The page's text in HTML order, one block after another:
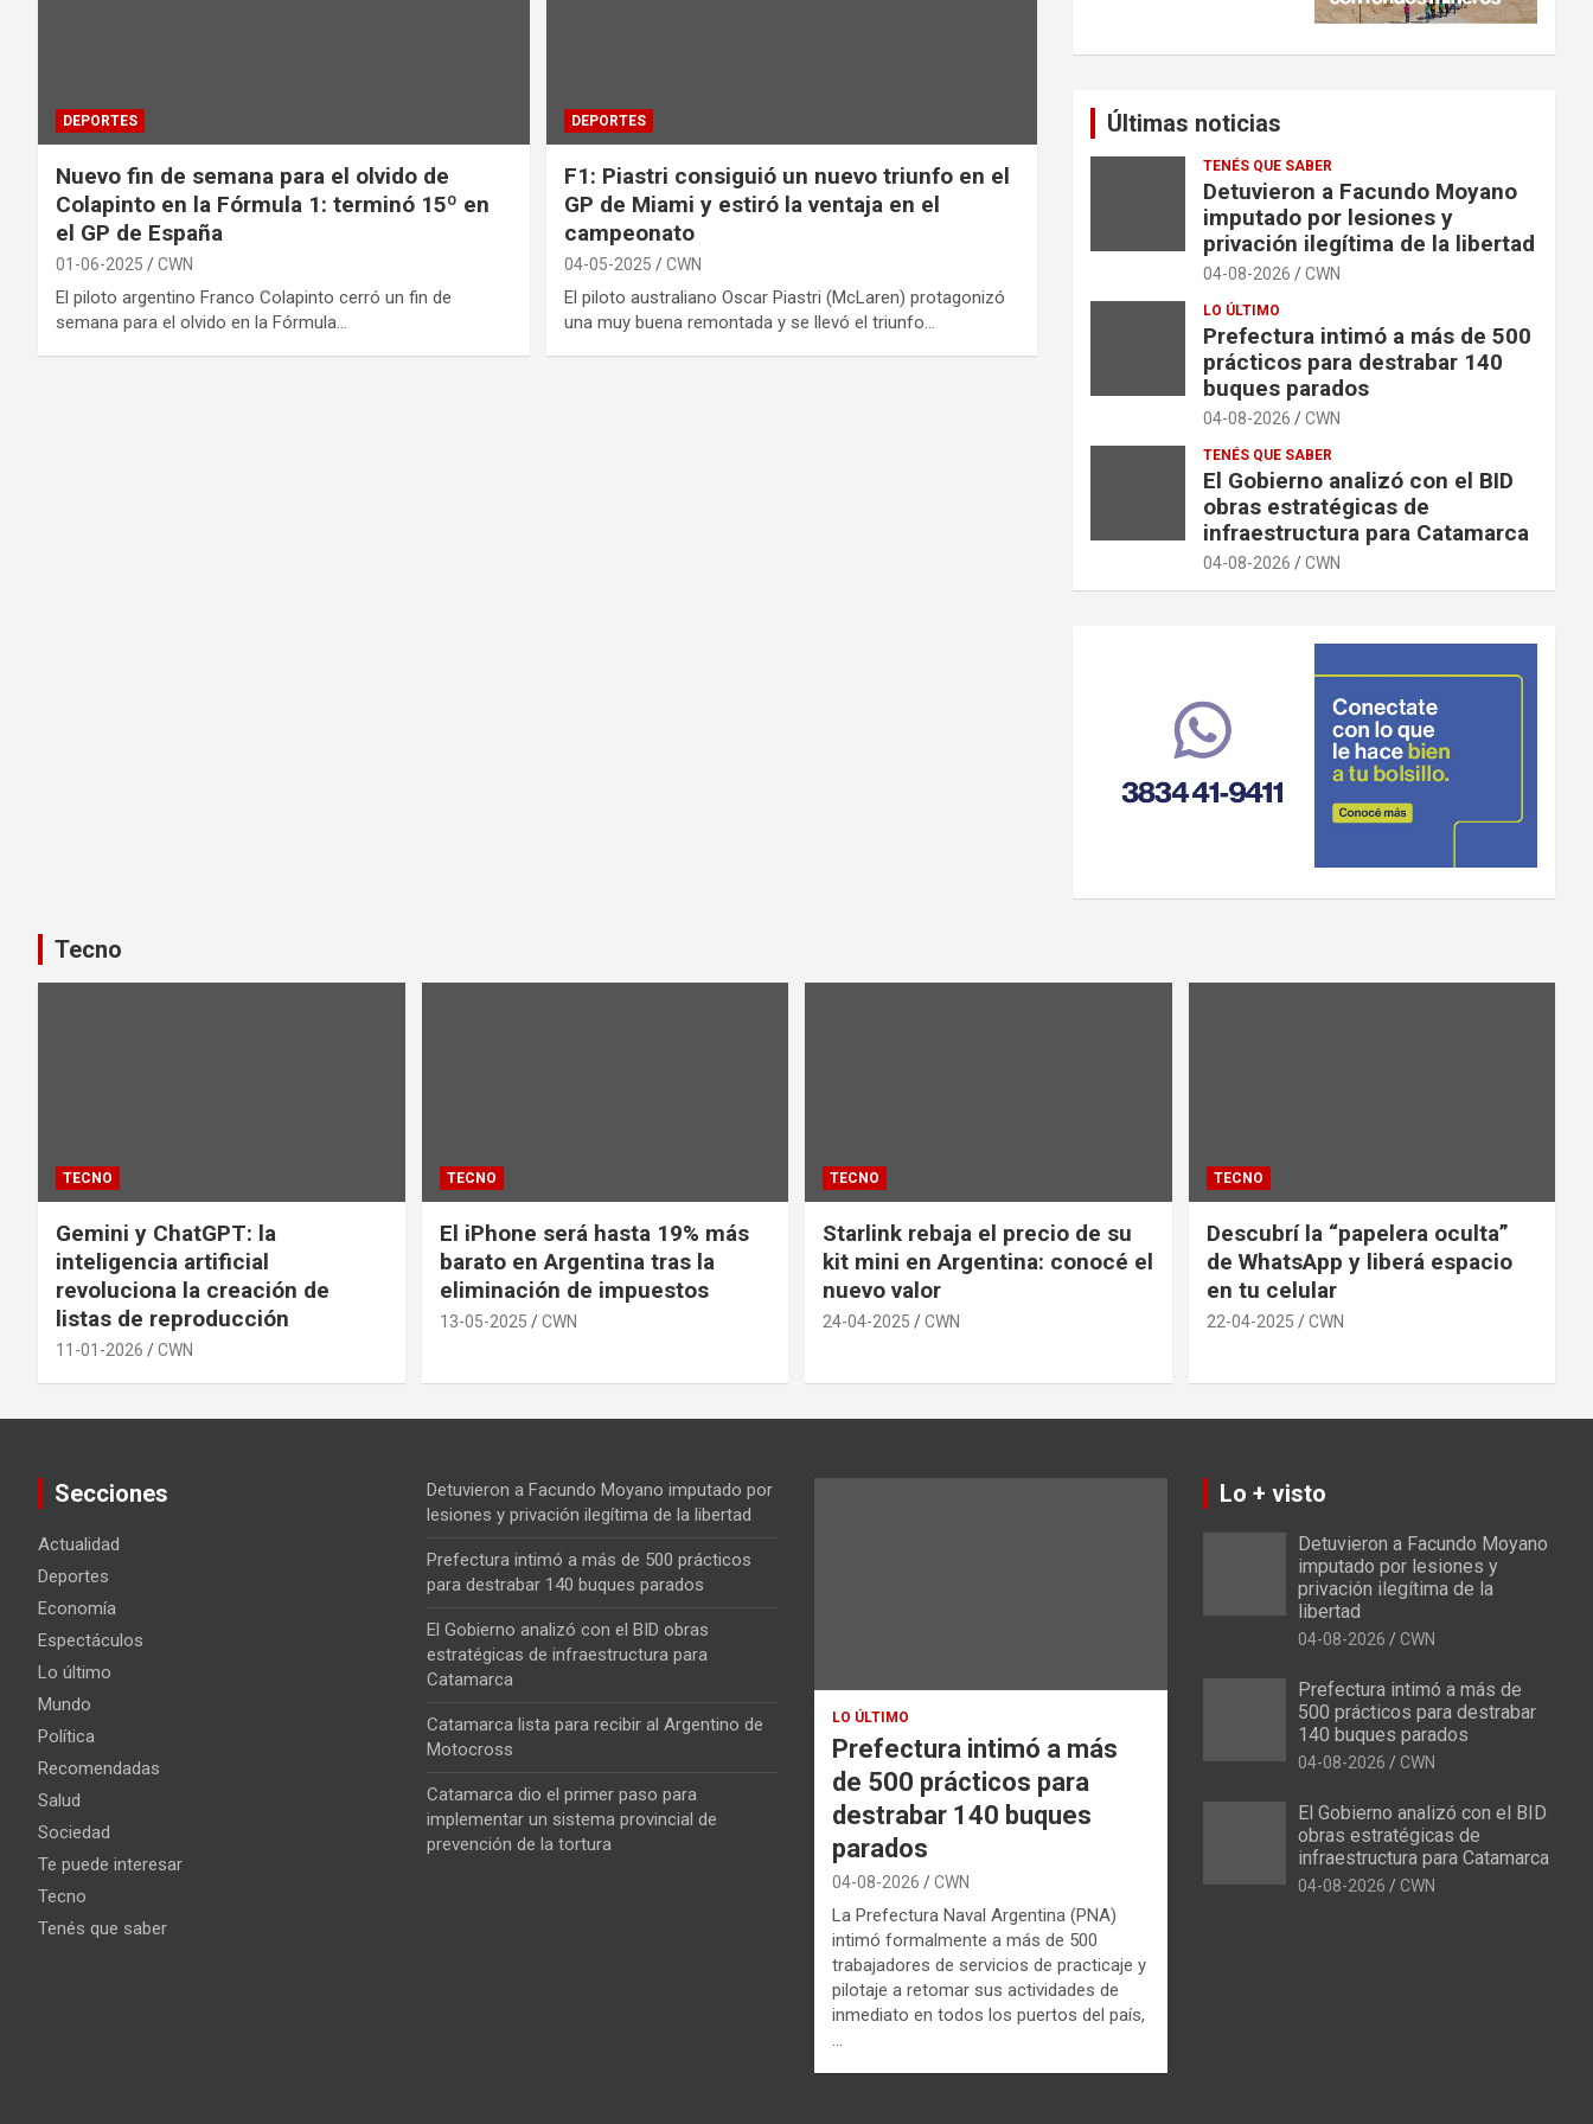
DEPORTES
Nuevo fin de semana para el olvido de
Colapinto en la Fórmula 1: terminó 15º en
el GP de España
01-06-2025 CWN
El piloto argentino Franco Colapinto cerró un fin de
semana para el olvido en la Fórmula…
DEPORTES
F1: Piastri consiguió un nuevo triunfo en el
GP de Miami y estiró la ventaja en el
campeonato
04-05-2025 CWN
El piloto australiano Oscar Piastri (McLaren) protagonizó
una muy buena remontada y se llevó el triunfo…
Últimas noticias
TENÉS QUE SABER
Detuvieron a Facundo Moyano
imputado por lesiones y
privación ilegítima de la libertad
04-08-2026 CWN
LO ÚLTIMO
Prefectura intimó a más de 500
prácticos para destrabar 140
buques parados
04-08-2026 CWN
TENÉS QUE SABER
El Gobierno analizó con el BID
obras estratégicas de
infraestructura para Catamarca
04-08-2026 CWN
Tecno
TECNO
Gemini y ChatGPT: la
inteligencia artificial
revoluciona la creación de
listas de reproducción
11-01-2026 CWN
TECNO
El iPhone será hasta 19% más
barato en Argentina tras la
eliminación de impuestos
13-05-2025 CWN
TECNO
Starlink rebaja el precio de su
kit mini en Argentina: conocé el
nuevo valor
24-04-2025 CWN
TECNO
Descubrí la “papelera oculta”
de WhatsApp y liberá espacio
en tu celular
22-04-2025 CWN
Secciones
Actualidad
Deportes
Economía
Espectáculos
Lo último
Mundo
Política
Recomendadas
Salud
Sociedad
Te puede interesar
Tecno
Tenés que saber
Detuvieron a Facundo Moyano imputado por
lesiones y privación ilegítima de la libertad
Prefectura intimó a más de 500 prácticos
para destrabar 140 buques parados
El Gobierno analizó con el BID obras
estratégicas de infraestructura para
Catamarca
Catamarca lista para recibir al Argentino de
Motocross
Catamarca dio el primer paso para
implementar un sistema provincial de
prevención de la tortura
LO ÚLTIMO
Prefectura intimó a más
de 500 prácticos para
destrabar 140 buques
parados
04-08-2026 CWN
La Prefectura Naval Argentina (PNA)
intimó formalmente a más de 500
trabajadores de servicios de practicaje y
pilotaje a retomar sus actividades de
inmediato en todos los puertos del país,
…
Lo + visto
Detuvieron a Facundo Moyano
imputado por lesiones y
privación ilegítima de la
libertad
04-08-2026 CWN
Prefectura intimó a más de
500 prácticos para destrabar
140 buques parados
04-08-2026 CWN
El Gobierno analizó con el BID
obras estratégicas de
infraestructura para Catamarca
04-08-2026 CWN